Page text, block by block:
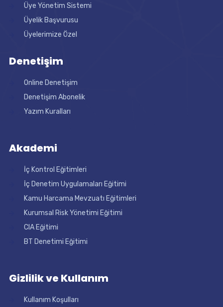
Üye Yönetim Sistemi
Üyelik Başvurusu
Üyelerimize Özel
Denetişim
Online Denetişim
Denetişim Abonelik
Yazım Kuralları
Akademi
İç Kontrol Eğitimleri
İç Denetim Uygulamaları Eğitimi
Kamu Harcama Mevzuatı Eğitimleri
Kurumsal Risk Yönetimi Eğitimi
CIA Eğitimi
BT Denetimi Eğitimi
Gizlilik ve Kullanım
Kullanım Koşulları